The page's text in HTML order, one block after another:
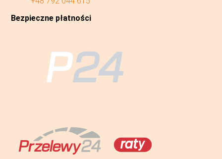
Bezpieczne płatności